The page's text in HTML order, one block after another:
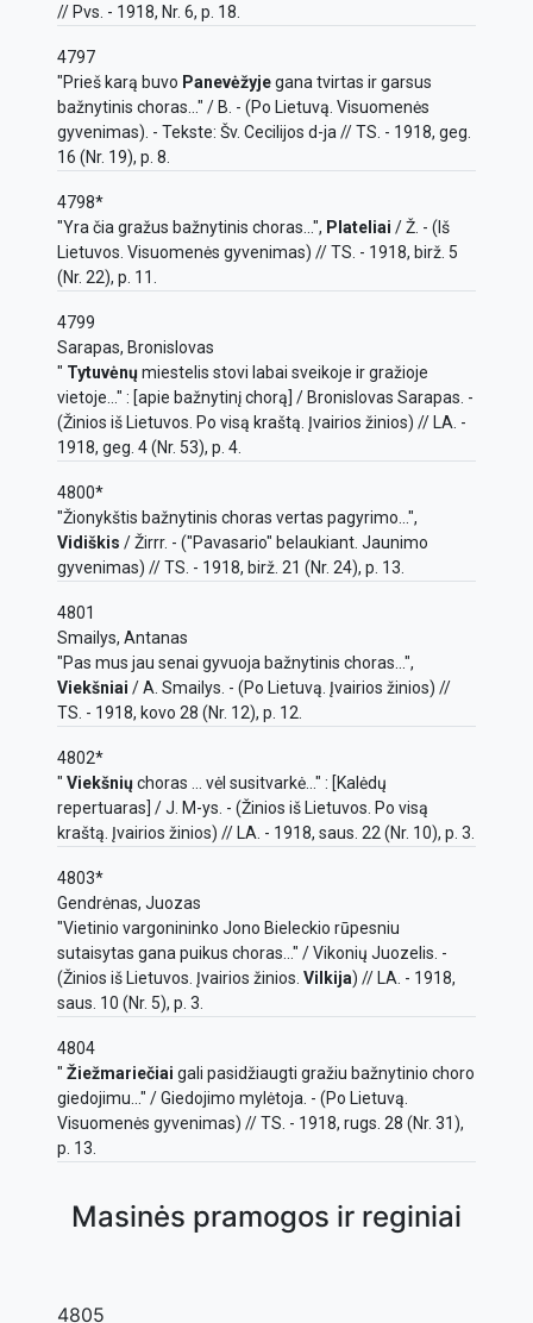
// Pvs. - 1918, Nr. 6, p. 18.
4797
"Prieš karą buvo Panevėžyjegana tvirtas ir garsus
bažnytinis choras..." / B. - (Po Lietuvą. Visuomenės
gyvenimas). - Tekste: Šv. Cecilijos d-ja // TS. - 1918, geg.
16 (Nr. 19), p. 8.
4798*
"Yra čia gražus bažnytinis choras...", Plateliai / Ž. - (Iš
Lietuvos. Visuomenės gyvenimas) // TS. - 1918, birž. 5
(Nr. 22), p. 11.
4799
Sarapas, Bronislovas
" Tytuvėnųmiestelis stovi labai sveikoje ir gražioje
vietoje..." : [apie bažnytinį chorą] / Bronislovas Sarapas. -
(Žinios iš Lietuvos. Po visą kraštą. Įvairios žinios) // LA. -
1918, geg. 4 (Nr. 53), p. 4.
4800*
"Žionykštis bažnytinis choras vertas pagyrimo...",
Vidiškis / Žirrr. - ("Pavasario" belaukiant. Jaunimo
gyvenimas) // TS. - 1918, birž. 21 (Nr. 24), p. 13.
4801
Smailys, Antanas
"Pas mus jau senai gyvuoja bažnytinis choras...",
Viekšniai / A. Smailys. - (Po Lietuvą. Įvairios žinios) //
TS. - 1918, kovo 28 (Nr. 12), p. 12.
4802*
" Viekšniųchoras ... vėl susitvarkė..." : [Kalėdų
repertuaras] / J. M-ys. - (Žinios iš Lietuvos. Po visą
kraštą. Įvairios žinios) // LA. - 1918, saus. 22 (Nr. 10), p. 3.
4803*
Gendrėnas, Juozas
"Vietinio vargonininko Jono Bieleckio rūpesniu
sutaisytas gana puikus choras..." / Vikonių Juozelis. -
(Žinios iš Lietuvos. Įvairios žinios. Vilkija) // LA. - 1918,
saus. 10 (Nr. 5), p. 3.
4804
" Žiežmariečiai gali pasidžiaugti gražiu bažnytinio choro
giedojimu..." / Giedojimo mylėtoja. - (Po Lietuvą.
Visuomenės gyvenimas) // TS. - 1918, rugs. 28 (Nr. 31),
p. 13.
Masinės pramogos ir reginiai
4805